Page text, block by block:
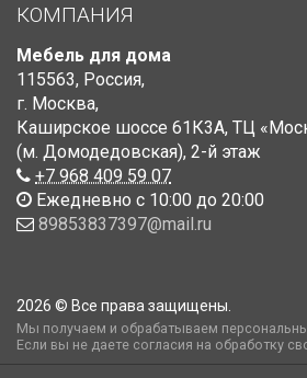
КОМПАНИЯ
Мебель для дома
115563, Россия,
г. Москва,
Каширское шоссе 61К3А, ТЦ
(м. Домодедовская), 2-й этаж
+7 968 409 59 07
Ежедневно с 10:00 до 20:00
89853837397@mail.ru
2026 © Все права защищены.
Мы получаем и обрабатываем
Если вы не даете согласия на обработку